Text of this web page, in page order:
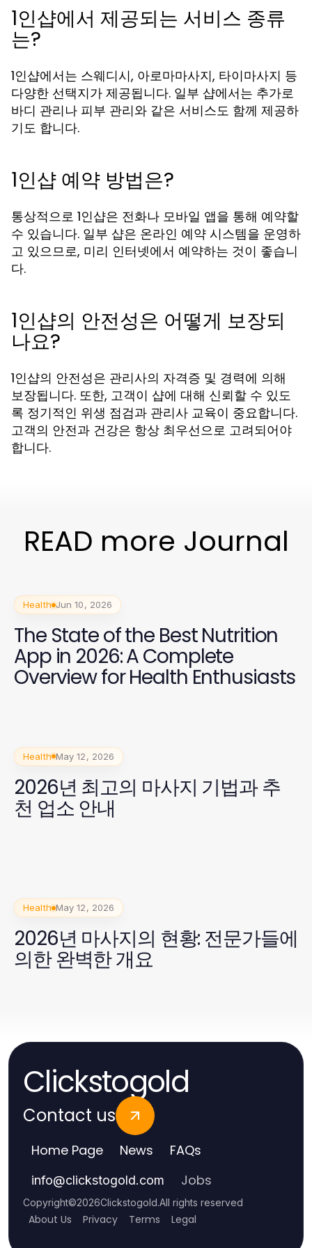
1인샵에서 제공되는 서비스 종류
는?
1인샵에서는 스웨디시, 아로마마사지, 타이마사지 등
다양한 선택지가 제공됩니다. 일부 샵에서는 추가로
바디 관리나 피부 관리와 같은 서비스도 함께 제공하
기도 합니다.
1인샵 예약 방법은?
통상적으로 1인샵은 전화나 모바일 앱을 통해 예약할
수 있습니다. 일부 샵은 온라인 예약 시스템을 운영하
고 있으므로, 미리 인터넷에서 예약하는 것이 좋습니
다.
1인샵의 안전성은 어떻게 보장되
나요?
1인샵의 안전성은 관리사의 자격증 및 경력에 의해
보장됩니다. 또한, 고객이 샵에 대해 신뢰할 수 있도
록 정기적인 위생 점검과 관리사 교육이 중요합니다.
고객의 안전과 건강은 항상 최우선으로 고려되어야
합니다.
READ more Journal
Health Jun 10, 2026
The State of the Best Nutrition
App in 2026: A Complete
Overview for Health Enthusiasts
Health May 12, 2026
2026년 최고의 마사지 기법과 추
천 업소 안내
Health May 12, 2026
2026년 마사지의 현황: 전문가들에
의한 완벽한 개요
Clickstogold
Contact us
Home Page News FAQs
info@clickstogold.com Jobs
Copyright©2026Clickstogold.All rights reserved
About Us Privacy Terms Legal